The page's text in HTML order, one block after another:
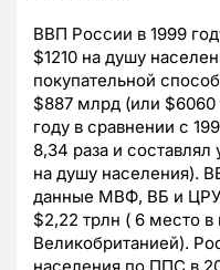
ВВП России в 1999
$1210 на душу
покупательной
$887 млрд (или $6060
году в сравнении с
8,34 раза и
на душу населения).
данные МВФ, ВБ и
$2,22 трлн ( 6 место
Великобританией).